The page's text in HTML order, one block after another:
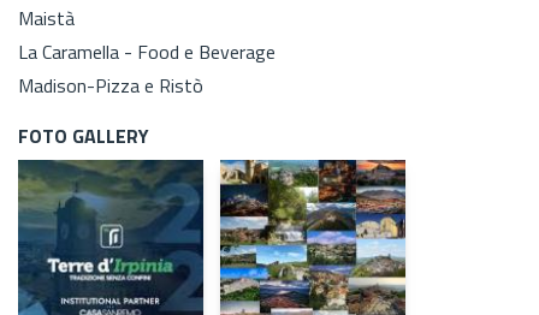
Maistà
La Caramella - Food e Beverage
Madison-Pizza e Ristò
FOTO GALLERY